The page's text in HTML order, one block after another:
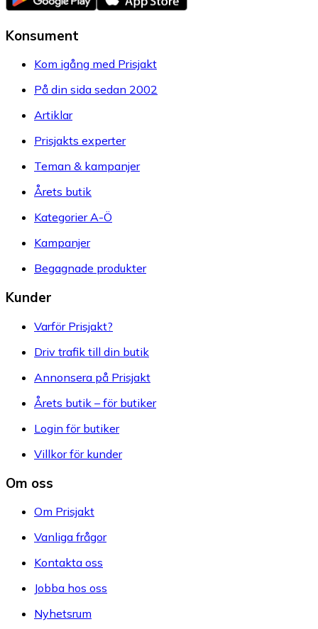
Konsument
Kom igång med Prisjakt
På din sida sedan 2002
Artiklar
Prisjakts experter
Teman & kampanjer
Årets butik
Kategorier A-Ö
Kampanjer
Begagnade produkter
Kunder
Varför Prisjakt?
Driv trafik till din butik
Annonsera på Prisjakt
Årets butik – för butiker
Login för butiker
Villkor för kunder
Om oss
Om Prisjakt
Vanliga frågor
Kontakta oss
Jobba hos oss
Nyhetsrum